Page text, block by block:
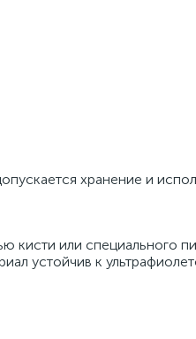
хранение и
или специального
устойчив к